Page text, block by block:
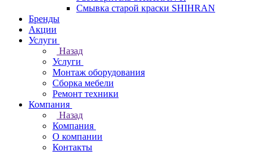
Смывка старой краски SHIHRAN
Бренды
Акции
Услуги
Назад
Услуги
Монтаж оборудования
Сборка мебели
Ремонт техники
Компания
Назад
Компания
О компании
Контакты